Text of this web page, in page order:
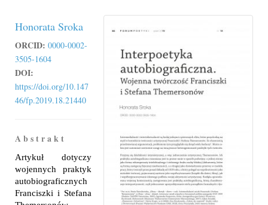
Honorata Sroka
ORCID: 0000-0002-
3505-1604
DOI:
https://doi.org/10.147
46/fp.2019.18.21440
A b s t r a k t
Artykuł dotyczy
wojennych praktyk
autobiograficznych
Franciszki i Stefana